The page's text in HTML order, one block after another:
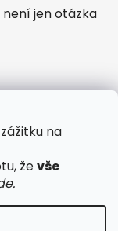
na
ževše
.
jen otázka